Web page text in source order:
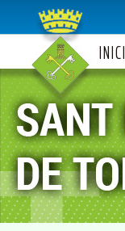
INICI